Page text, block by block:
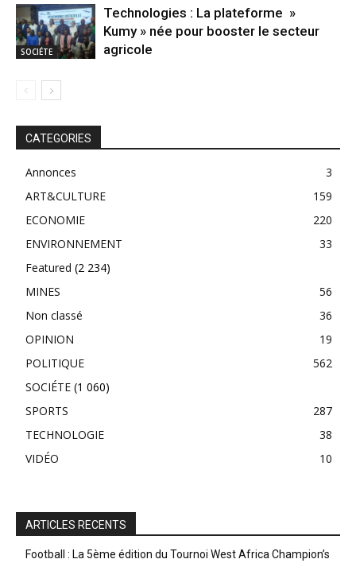
SOCIÉTE
Technologies : La plateforme »
Kumy » née pour booster le secteur
agricole
CATEGORIES
Annonces
3
ART&CULTURE
159
ECONOMIE
220
ENVIRONNEMENT
33
Featured (2 234)
MINES
56
Non classé
36
OPINION
19
POLITIQUE
562
SOCIÉTE (1 060)
SPORTS
287
TECHNOLOGIE
38
VIDÉO
10
ARTICLES RECENTS
Football : La 5ème édition du Tournoi West Africa Champion’s